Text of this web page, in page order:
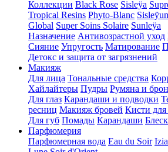
Коллекции Black Rose Sisleÿa
Tropical Resins Phyto-Blanc
Global Super Soins Solaire Sunleÿa
Назначение Антивозрастной уход
Сияние Упругость Матирование
Детокс и защита от загрязнений
Макияж
Для лица Тональные средства
Хайлайтеры Пудры Румяна и
Для глаз Карандаши и подводки
ресниц Макияж бровей Кисти для
Для губ Помады Карандаши
Парфюмерия
Парфюмерная вода Eau du Soir